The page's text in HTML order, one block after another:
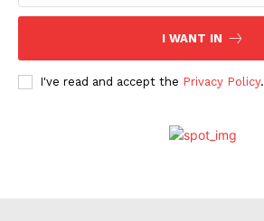
I WANT IN
I've read and accept the Privacy Policy.